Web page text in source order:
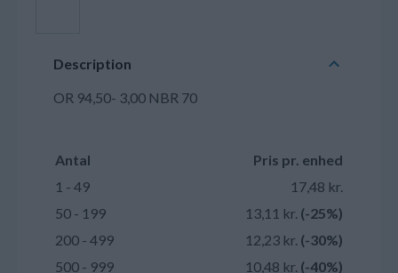
Description
OR 94,50- 3,00 NBR 70
Antal
Pris pr. enhed
1 - 49
17,48 kr.
50 - 199
13,11 kr. (-25%)
200 - 499
12,23 kr. (-30%)
500 - 999
10,48 kr. (-40%)